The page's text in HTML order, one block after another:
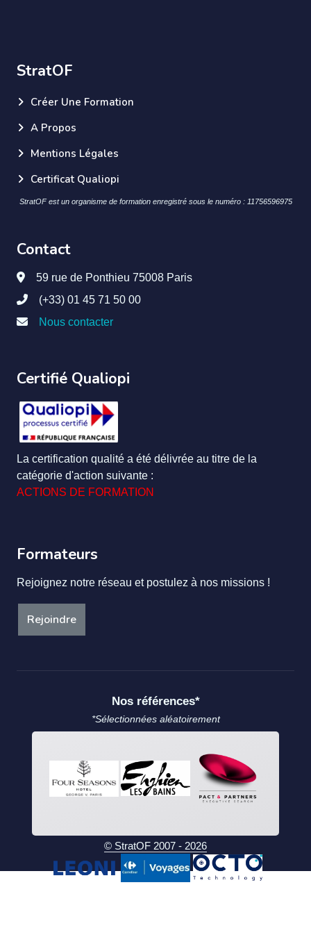
StratOF
Créer Une Formation
A Propos
Mentions Légales
Certificat Qualiopi
StratOF est un organisme de formation enregistré sous le numéro : 11756596975
Contact
59 rue de Ponthieu 75008 Paris
(+33) 01 45 71 50 00
Nous contacter
Certifié Qualiopi
La certification qualité a été délivrée au titre de la
catégorie d'action suivante :
ACTIONS DE FORMATION
Formateurs
Rejoignez notre réseau et postulez à nos missions !
Rejoindre
Nos références*
*Sélectionnées aléatoirement
© StratOF 2007 - 2026